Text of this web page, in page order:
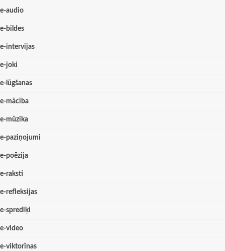
e-audio
e-bildes
e-intervijas
e-joki
e-lūgšanas
e-mācība
e-mūzika
e-paziņojumi
e-poēzija
e-raksti
e-refleksijas
e-sprediķi
e-video
e-viktorīnas